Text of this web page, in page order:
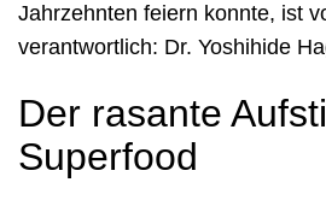
Jahrzehnten feiern konnte, ist
verantwortlich: Dr. Yoshihide
Der rasante
Superfood